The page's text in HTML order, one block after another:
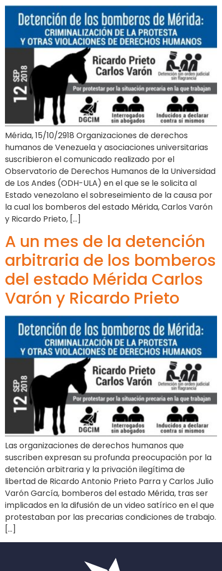
Mérida, 15/10/2918 Organizaciones de derechos
humanos de Venezuela y asociaciones universitarias
suscribieron el comunicado realizado por el
Observatorio de Derechos Humanos de la Universidad
de Los Andes (ODH-ULA) en el que se le solicita al
Estado venezolano el sobreseimiento de la causa por
la cual los bomberos del estado Mérida, Carlos Varón
y Ricardo Prieto, […]
A un mes de la detención
arbitraria de los bomberos
del estado Mérida Carlos
Varón y Ricardo Prieto
Las organizaciones de derechos humanos que
suscriben expresan su profunda preocupación por la
detención arbitraria y la privación ilegítima de
libertad de Ricardo Antonio Prieto Parra y Carlos Julio
Varón García, bomberos del estado Mérida, tras ser
implicados en la difusión de un video satírico en el que
protestaban por las precarias condiciones de trabajo.
[…]